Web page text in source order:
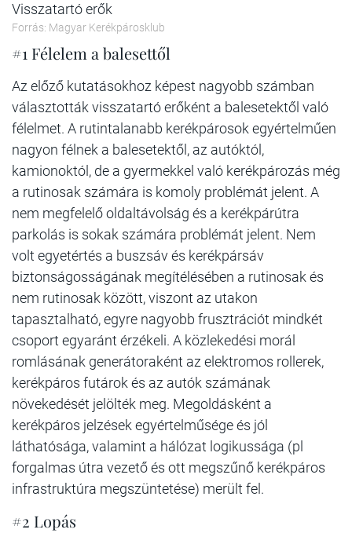
Visszatartó erők
Forrás: Magyar Kerékpárosklub
#1 Félelem a balesettől
Az előző kutatásokhoz képest nagyobb számban
választották visszatartó erőként a balesetektől való
félelmet. A rutintalanabb kerékpárosok egyértelműen
nagyon félnek a balesetektől, az autóktól,
kamionoktól, de a gyermekkel való kerékpározás még
a rutinosak számára is komoly problémát jelent. A
nem megfelelő oldaltávolság és a kerékpárútra
parkolás is sokak számára problémát jelent. Nem
volt egyetértés a buszsáv és kerékpársáv
biztonságosságának megítélésében a rutinosak és
nem rutinosak között, viszont az utakon
tapasztalható, egyre nagyobb frusztrációt mindkét
csoport egyaránt érzékeli. A közlekedési morál
romlásának generátoraként az elektromos rollerek,
kerékpáros futárok és az autók számának
növekedését jelölték meg. Megoldásként a
kerékpáros jelzések egyértelműsége és jól
láthatósága, valamint a hálózat logikussága (pl
forgalmas útra vezető és ott megszűnő kerékpáros
infrastruktúra megszüntetése) merült fel.
#2 Lopás